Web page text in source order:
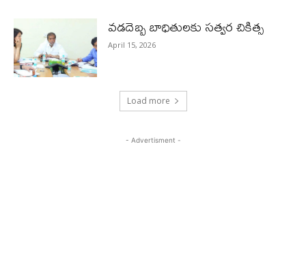
వడదెబ్బ బాధితులకు సత్వర చికిత్స
April 15, 2026
Load more
- Advertisment -